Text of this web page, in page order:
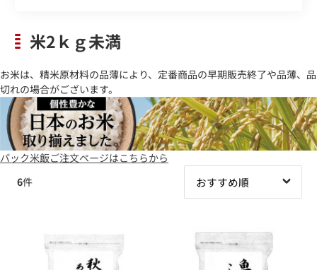
米2ｋｇ未満
お米は、精米原材料の品薄により、定番商品の早期販売終了や品薄、品
切れの場合がございます。
パック米飯ご注文ページはこちらから
6件